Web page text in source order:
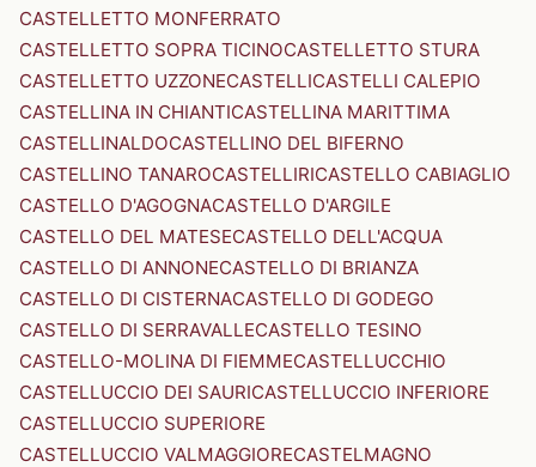
CASTELLETTO MONFERRATO
CASTELLETTO SOPRA TICINOCASTELLETTO STURA
CASTELLETTO UZZONECASTELLICASTELLI CALEPIO
CASTELLINA IN CHIANTICASTELLINA MARITTIMA
CASTELLINALDOCASTELLINO DEL BIFERNO
CASTELLINO TANAROCASTELLIRICASTELLO CABIAGLIO
CASTELLO D'AGOGNACASTELLO D'ARGILE
CASTELLO DEL MATESECASTELLO DELL'ACQUA
CASTELLO DI ANNONECASTELLO DI BRIANZA
CASTELLO DI CISTERNACASTELLO DI GODEGO
CASTELLO DI SERRAVALLECASTELLO TESINO
CASTELLO-MOLINA DI FIEMMECASTELLUCCHIO
CASTELLUCCIO DEI SAURICASTELLUCCIO INFERIORE
CASTELLUCCIO SUPERIORE
CASTELLUCCIO VALMAGGIORECASTELMAGNO